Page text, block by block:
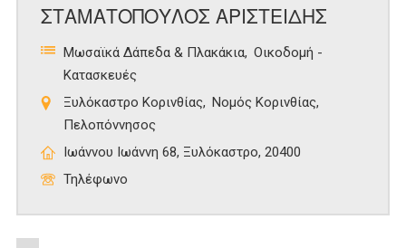
ΣΤΑΜΑΤΟΠΟΥΛΟΣ ΑΡΙΣΤΕΙΔΗΣ
Μωσαϊκά Δάπεδα & Πλακάκια Οικοδομή -
Κατασκευές
Ξυλόκαστρο Κορινθίας
Νομός Κορινθίας
Πελοπόννησος
Ιωάννου Ιωάννη 68, Ξυλόκαστρο, 20400
Τηλέφωνο